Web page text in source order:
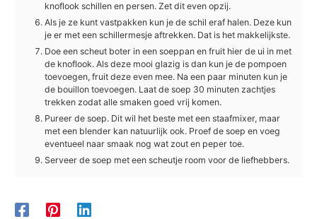
knoflook schillen en persen. Zet dit even opzij.
Als je ze kunt vastpakken kun je de schil eraf halen. Deze kun
je er met een schillermesje aftrekken. Dat is het makkelijkste.
Doe een scheut boter in een soeppan en fruit hier de ui in met
de knoflook. Als deze mooi glazig is dan kun je de pompoen
toevoegen, fruit deze even mee. Na een paar minuten kun je
de bouillon toevoegen. Laat de soep 30 minuten zachtjes
trekken zodat alle smaken goed vrij komen.
Pureer de soep. Dit wil het beste met een staafmixer, maar
met een blender kan natuurlijk ook. Proef de soep en voeg
eventueel naar smaak nog wat zout en peper toe.
Serveer de soep met een scheutje room voor de liefhebbers.